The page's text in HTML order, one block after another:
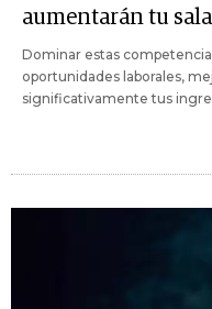
aumentarán tu
Dominar estas
oportunidades laborales,
significativamente tus